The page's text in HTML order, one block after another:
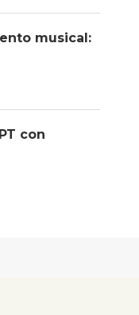
musical:
con